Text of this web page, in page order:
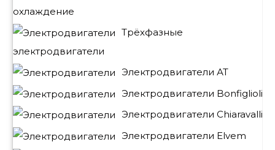
охлаждение
Трёхфазные
электродвигатели
Электродвигатели АТ
Электродвигатели Bonfiglioli
Электродвигатели Chiaravalli
Электродвигатели Elvem